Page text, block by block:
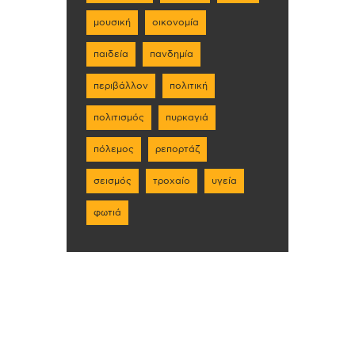
μουσική οικονομία
παιδεία πανδημία
περιβάλλον πολιτική
πολιτισμός πυρκαγιά
πόλεμος ρεπορτάζ
σεισμός τροχαίο υγεία
φωτιά